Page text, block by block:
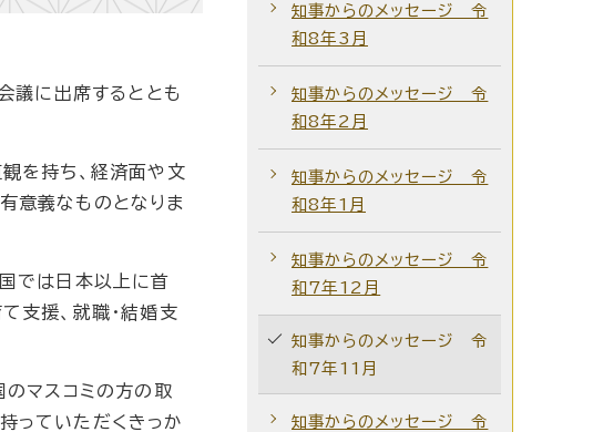
議に出席するととも
を持ち、経済面や文
意義なものとなりま
では日本以上に首
支援、就職・結婚支
のマスコミの方の取
っていただくきっか
知事からのメッセージ 令
和8年3月
知事からのメッセージ 令
和8年2月
知事からのメッセージ 令
和8年1月
知事からのメッセージ 令
和7年12月
知事からのメッセージ 令
和7年11月
知事からのメッセージ 令